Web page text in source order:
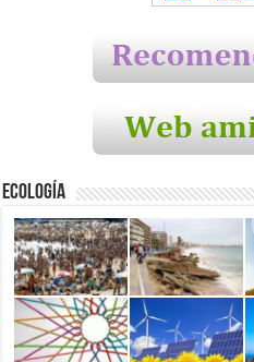
Ecología